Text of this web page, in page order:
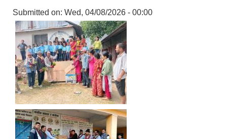
Submitted on: Wed, 04/08/2026 - 00:00